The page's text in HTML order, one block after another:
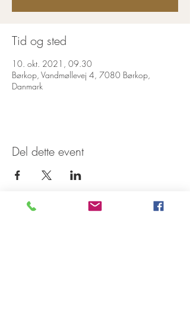
Tid og sted
10. okt. 2021, 09.30
Børkop, Vandmøllevej 4, 7080 Børkop,
Danmark
Del dette event